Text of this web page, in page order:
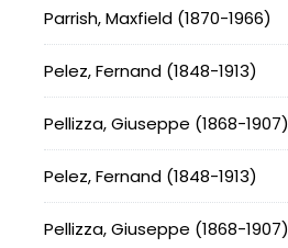
Parrish, Maxfield (1870-1966)
Pelez, Fernand (1848-1913)
Pellizza, Giuseppe (1868-1907)
Pelez, Fernand (1848-1913)
Pellizza, Giuseppe (1868-1907)